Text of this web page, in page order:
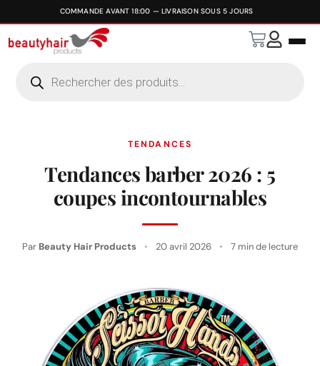
TENDANCES
Tendances barber 2026 : 5
coupes incontournables
Par Beauty Hair Products • 20 avril 2026 • 7 min de lecture